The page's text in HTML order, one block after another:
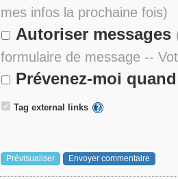
mes infos la prochaine fois)
Autoriser messages
formulaire de message --
Prévenez-moi
Tag external links